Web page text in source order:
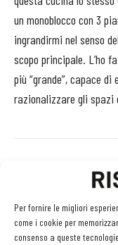
Per fornire le migliori
come i cookie per
consenso a queste
un monoblocco con 3
ingrandirmi nel senso
scopo principale. L’ho
più “grande”, capace
razionalizzare gli spazi